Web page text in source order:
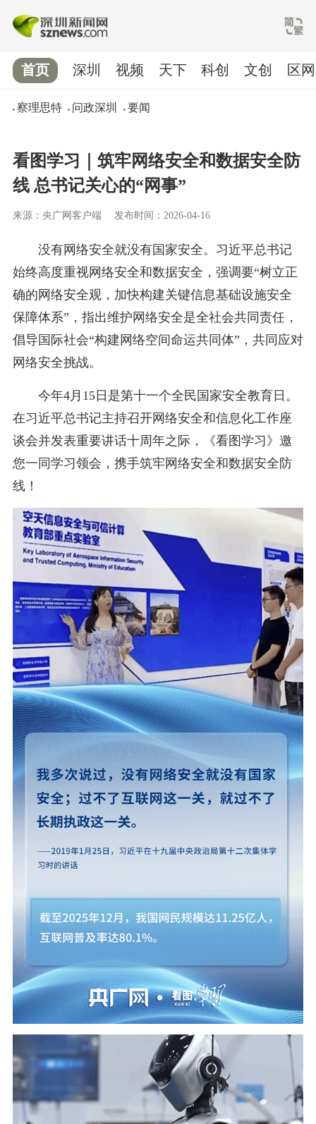
首页
察理思特 问政深圳 要闻
深圳 视频 天下 科创 文创 区网
看图学习｜筑牢网络安全和数据安全防
线 总书记关心的“网事”
来源：央广网客户端 发布时间：2026-04-16
没有网络安全就没有国家安全。习近平总书记
始终高度重视网络安全和数据安全，强调要“树立正
确的网络安全观，加快构建关键信息基础设施安全
保障体系”，指出维护网络安全是全社会共同责任，
倡导国际社会“构建网络空间命运共同体”，共同应对
网络安全挑战。
今年4月15日是第十一个全民国家安全教育日。
在习近平总书记主持召开网络安全和信息化工作座
谈会并发表重要讲话十周年之际，《看图学习》邀
您一同学习领会，携手筑牢网络安全和数据安全防
线！